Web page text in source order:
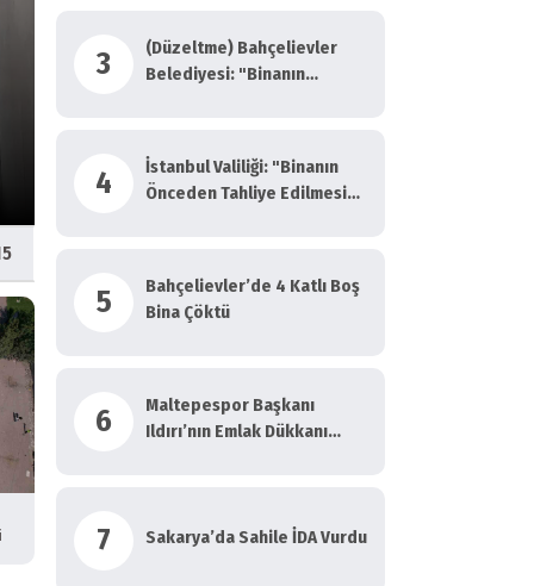
Asayiş
Paşa Naipoğlu
3
(Düzeltme) Bahçelievler
Belediyesi: "Binanın
Göre Herhangi Bir Can Kaybı
Veya Yaralanma
Bulunmamaktadır"
4
İstanbul Valiliği: "Binanın
Önceden Tahliye Edilmesi
Bulunmamaktadır"
5
Bahçelievler’de 4 Katlı Boş
Bina Çöktü
6
Maltepespor Başkanı
Ildırı’nın Emlak Dükkanı
7 Sakarya’da Sahile İDA Vurdu